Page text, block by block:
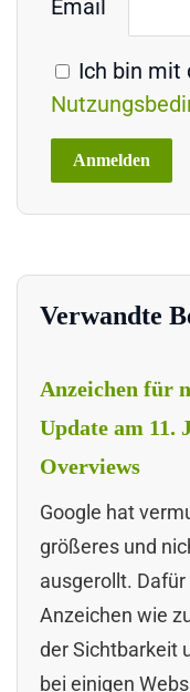
Email
Ich bin mit
Verwandte
Anzeichen für
Update am 11.
Overviews
Google hat
größeres und
ausgerollt.
Anzeichen wie
der Sichtbarkeit
bei einigen